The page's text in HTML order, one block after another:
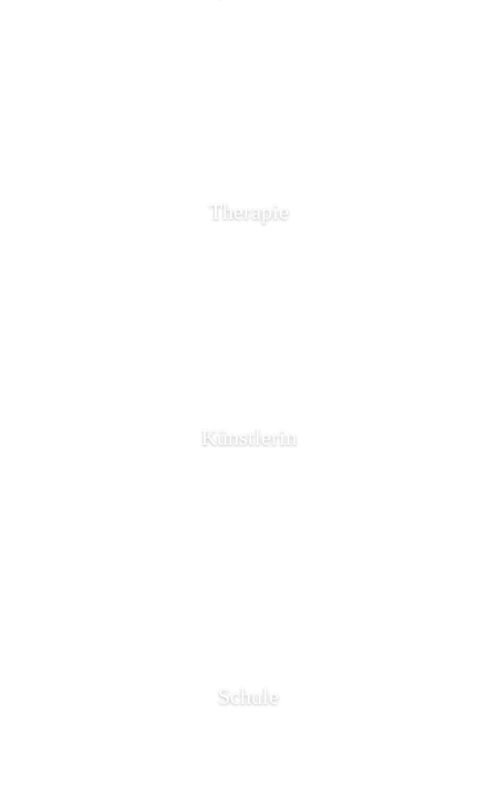
Therapie
Künstlerin
Schule